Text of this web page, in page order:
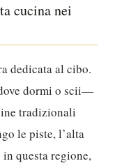
cucina nei
dedicata al cibo.
dormi o scii—
tradizionali
le piste, l’alta
questa regione,